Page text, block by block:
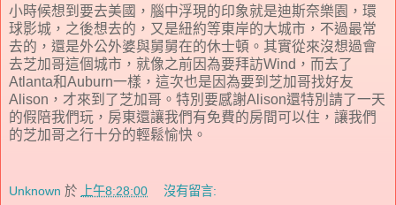
小時候想到要去美國，腦中浮現的印象就是迪斯奈樂園，環
球影城，之後想去的，又是紐約等東岸的大城市，不過最常
去的，還是外公外婆與舅舅在的休士頓。其實從來沒想過會
去芝加哥這個城市，就像之前因為要拜訪Wind，而去了
Atlanta和Auburn一樣，這次也是因為要到芝加哥找好友
Alison，才來到了芝加哥。特別要感謝Alison還特別請了一天
的假陪我們玩，房東還讓我們有免費的房間可以住，讓我們
的芝加哥之行十分的輕鬆愉快。
Unknown 於 上午8:28:00 沒有留言: